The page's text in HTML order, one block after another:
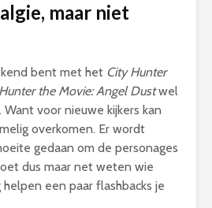
maar niet
bent met het City Hunter
the Movie: Angel Dustwel
voor nieuwe kijkers kan
overkomen. Er wordt
gedaan om de personages
dus maar net weten wie
helpen een paar flashbacks je